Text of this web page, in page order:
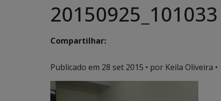
20150925_101033
Compartilhar:
Publicado em 28 set 2015 • por Keila Oliveira •